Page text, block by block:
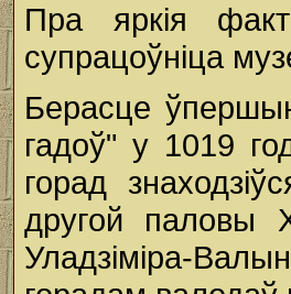
Пра яркія
супрацоўніца
Берасце
гадоў" у 1019
горад
другой паловы
Уладзіміра-